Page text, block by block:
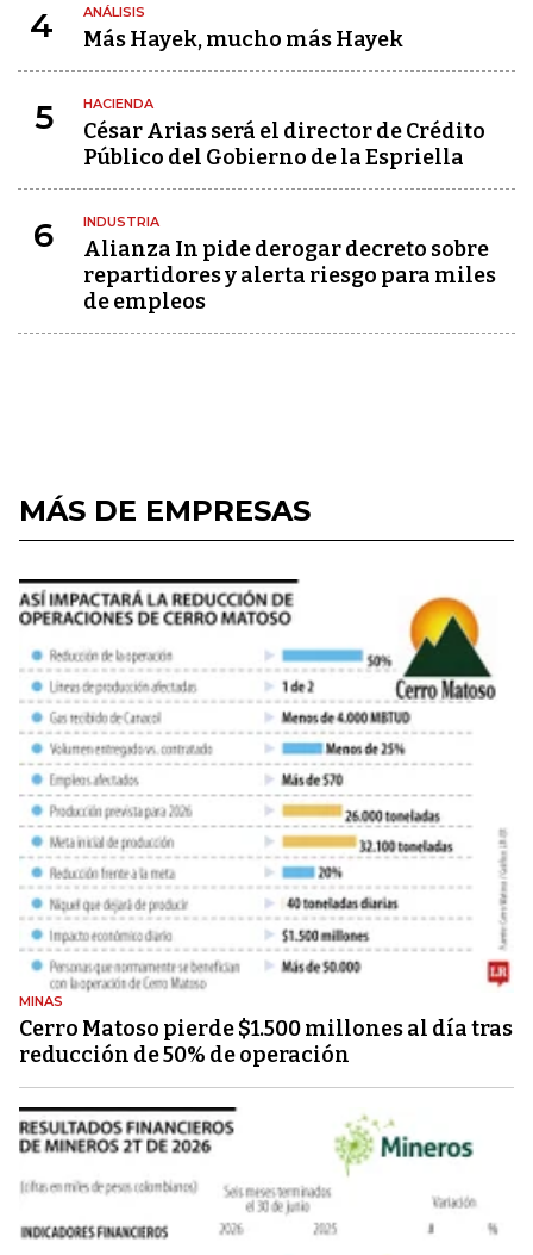
4 ANÁLISIS
Más Hayek, mucho más Hayek
5 HACIENDA
César Arias será el director de Crédito
Público del Gobierno de la Espriella
6 INDUSTRIA
Alianza In pide derogar decreto sobre
repartidores y alerta riesgo para miles
de empleos
MÁS DE EMPRESAS
MINAS
Cerro Matoso pierde $1.500 millones al día tras
reducción de 50% de operación